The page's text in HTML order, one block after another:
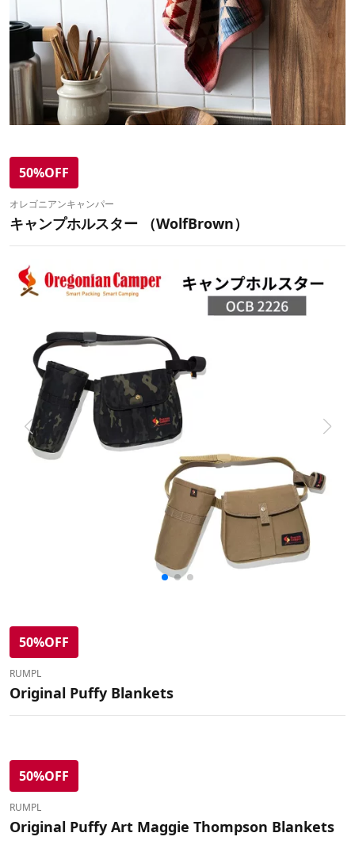
50%OFF
オレゴニアンキャンパー
キャンプホルスター （WolfBrown）
50%OFF
RUMPL
Original Puffy Blankets
50%OFF
RUMPL
Original Puffy Art Maggie Thompson Blankets